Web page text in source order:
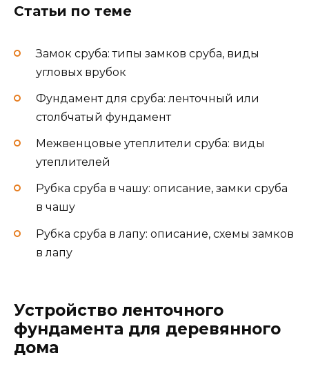
Статьи по теме
Замок сруба: типы замков сруба, виды
угловых врубок
Фундамент для сруба: ленточный или
столбчатый фундамент
Межвенцовые утеплители сруба: виды
утеплителей
Рубка сруба в чашу: описание, замки сруба
в чашу
Рубка сруба в лапу: описание, схемы замков
в лапу
Устройство ленточного
фундамента для деревянного
дома